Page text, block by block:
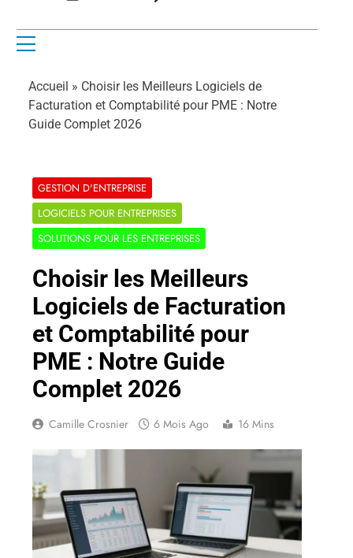
Accueil » Choisir les Meilleurs Logiciels de
Facturation et Comptabilité pour PME : Notre
Guide Complet 2026
GESTION D'ENTREPRISE
LOGICIELS POUR ENTREPRISES
SOLUTIONS POUR LES ENTREPRISES
Choisir les Meilleurs
Logiciels de Facturation
et Comptabilité pour
PME : Notre Guide
Complet 2026
Camille Crosnier 6 Mois Ago 16 Mins